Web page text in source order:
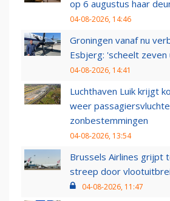
op 6 augustus haar
04-08-2026, 14:46
Groningen vanaf nu
Esbjerg: 'scheelt zeven
04-08-2026, 14:41
Luchthaven Luik krijgt
weer
zonbestemmingen
04-08-2026, 13:54
Brussels Airlines grijpt
streep door
04-08-2026, 11:47